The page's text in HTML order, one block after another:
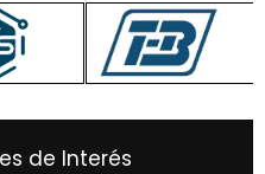
de Interés